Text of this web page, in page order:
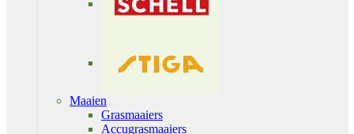
Maaien
Grasmaaiers
Accugrasmaaiers